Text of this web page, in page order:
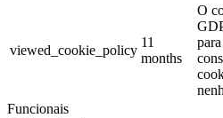
viewed_cookie_policy
11
months
O
Funcionais